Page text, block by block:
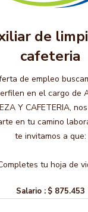
de
cafeteria
de empleo
en el cargo de
Y CAFETERIA,
en tu camino
te invitamos a que:
tu hoja de
Salario : $ 875.453